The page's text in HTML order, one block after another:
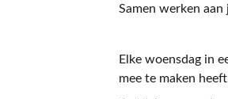
Samen werken aan
Elke woensdag in
mee te maken